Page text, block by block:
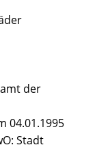
der
04.01.1995
Stadt